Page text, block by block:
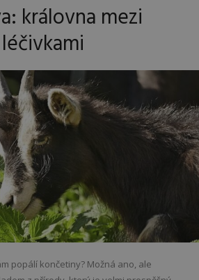
královna mezi
léčivkami
popálí končetiny? Možná ano, ale